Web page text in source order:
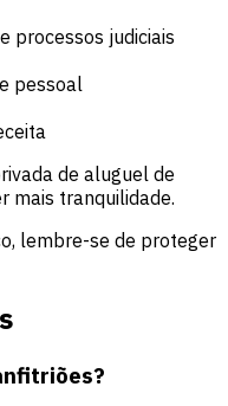
processos judiciais
pessoal
de aluguel de
mais tranquilidade.
lembre-se de proteger